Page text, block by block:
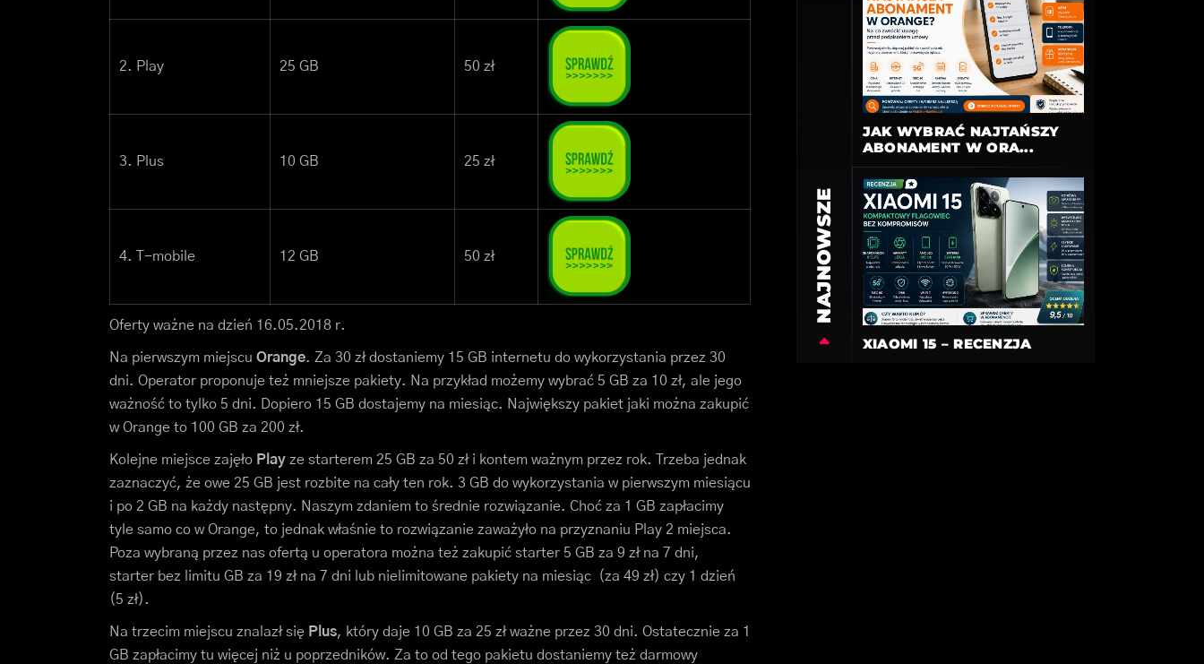
2. Play 25 GB 50 zł
3. Plus 10 GB 25 zł
4. T-mobile 12 GB 50 zł
Oferty ważne na dzień 16.05.2018 r.
Na pierwszym miejscu Orange. Za 30 zł dostaniemy 15 GB internetu do wykorzystania przez 30
dni. Operator proponuje też mniejsze pakiety. Na przykład możemy wybrać 5 GB za 10 zł, ale jego
ważność to tylko 5 dni. Dopiero 15 GB dostajemy na miesiąc. Największy pakiet jaki można zakupić
w Orange to 100 GB za 200 zł.
Kolejne miejsce zajęło Play ze starterem 25 GB za 50 zł i kontem ważnym przez rok. Trzeba jednak
zaznaczyć, że owe 25 GB jest rozbite na cały ten rok. 3 GB do wykorzystania w pierwszym miesiącu
i po 2 GB na każdy następny. Naszym zdaniem to średnie rozwiązanie. Choć za 1 GB zapłacimy
tyle samo co w Orange, to jednak właśnie to rozwiązanie zaważyło na przyznaniu Play 2 miejsca.
Poza wybraną przez nas ofertą u operatora można też zakupić starter 5 GB za 9 zł na 7 dni,
starter bez limitu GB za 19 zł na 7 dni lub nielimitowane pakiety na miesiąc (za 49 zł) czy 1 dzień
(5 zł).
Na trzecim miejscu znalazł się Plus, który daje 10 GB za 25 zł ważne przez 30 dni. Ostatecznie za 1
GB zapłacimy tu więcej niż u poprzedników. Za to od tego pakietu dostaniemy też darmowy
NAJNOWSZE
JAK WYBRAĆ NAJTAŃSZY
ABONAMENT W ORA...
XIAOMI 15 – RECENZJA